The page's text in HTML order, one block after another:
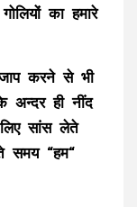
का हमारे
करने से भी
ही नींद
सांस लेते
समय “हम“